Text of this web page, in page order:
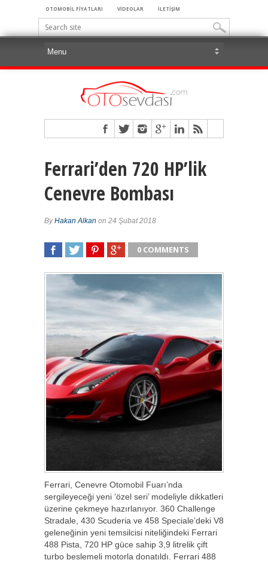
OTOMOBİL FİYATLARI VİDEOLAR İLETİŞİM
Ferrari’den 720 HP’lik
Cenevre Bombası
ByHakan Alkan on 24 Şubat 2018
0 COMMENTS
Ferrari, Cenevre Otomobil Fuarı’nda
sergileyeceği yeni ‘özel seri’ modeliyle dikkatleri
üzerine çekmeye hazırlanıyor. 360 Challenge
Stradale, 430 Scuderia ve 458 Speciale’deki V8
geleneğinin yeni temsilcisi niteliğindeki Ferrari
488 Pista, 720 HP güce sahip 3,9 litrelik çift
turbo beslemeli motorla donatıldı. Ferrari 488